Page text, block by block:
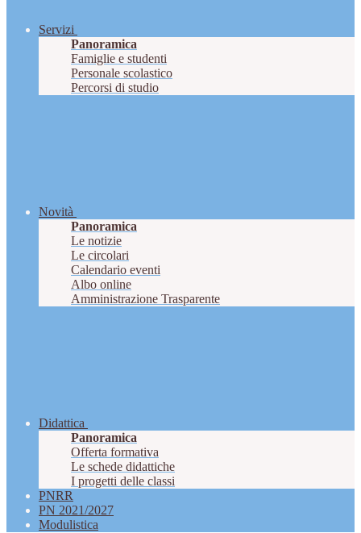
Servizi
Panoramica
Famiglie e studenti
Personale scolastico
Percorsi di studio
Novità
Panoramica
Le notizie
Le circolari
Calendario eventi
Albo online
Amministrazione Trasparente
Didattica
Panoramica
Offerta formativa
Le schede didattiche
I progetti delle classi
PNRR
PN 2021/2027
Modulistica